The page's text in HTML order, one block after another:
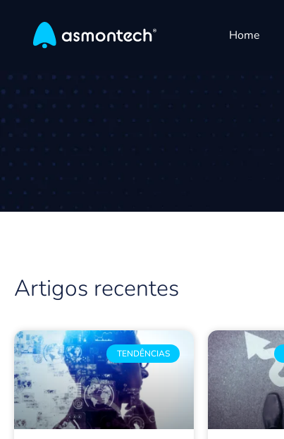
Home
Artigos recentes
TENDÊNCIAS